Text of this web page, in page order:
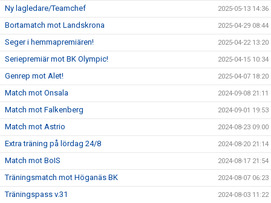
Ny lagledare/Teamchef 2025-05-13 14:36
Bortamatch mot Landskrona 2025-04-29 08:44
Seger i hemmapremiären! 2025-04-22 13:20
Seriepremiär mot BK Olympic! 2025-04-15 10:34
Genrep mot Alet! 2025-04-07 18:20
Match mot Onsala 2024-09-08 21:11
Match mot Falkenberg 2024-09-01 19:53
Match mot Astrio 2024-08-23 09:00
Extra träning på lördag 24/8 2024-08-20 21:14
Match mot BoIS 2024-08-17 21:54
Träningsmatch mot Höganäs BK 2024-08-07 06:23
Träningspass v.31 2024-08-03 11:22